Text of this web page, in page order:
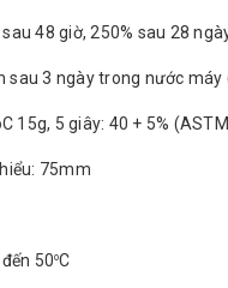
48 giờ, 250% sau 28
sau 3 ngày trong nước máy
15g, 5 giây: 40 + 5%
75mm
đến 50oC